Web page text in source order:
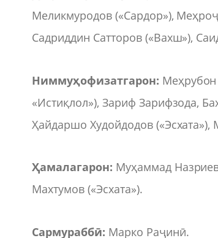
Меликмуродов («Сардор»),
Садриддин Сатторов («Вахш»),
Ниммуҳофизатгарон: Меҳрубон
«Истиқлол»), Зариф Зарифзода,
Ҳайдаршо Худойдодов
Ҳамалагарон: Муҳаммад
Махтумов («Эсхата»).
Сармураббӣ: Марко Раҷинӣ.